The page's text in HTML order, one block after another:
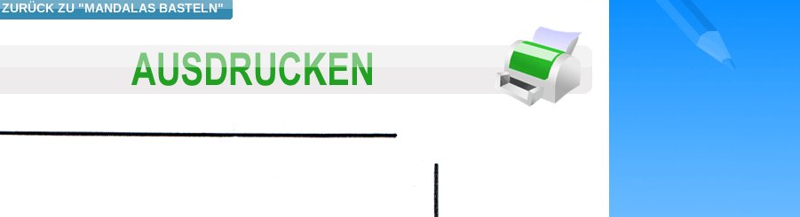
ZURÜCK ZU "MANDALAS BASTELN"